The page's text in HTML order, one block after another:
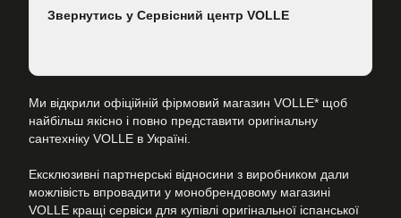
Звернутись у Сервісний центр VOLLE
Ми відкрили офіційній фірмовий магазин VOLLE* щоб
найбільш якісно і повно представити оригінальну
сантехніку VOLLE в Україні.
Ексклюзивні партнерські відносини з виробником дали
можлівість впровадити у монобрендовому магазині
VOLLE кращі сервіси для купівлі оригінальної іспанської